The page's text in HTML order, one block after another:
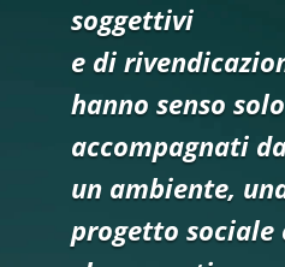
soggettivi
e di
hanno senso
accompagnati
un ambiente,
progetto sociale